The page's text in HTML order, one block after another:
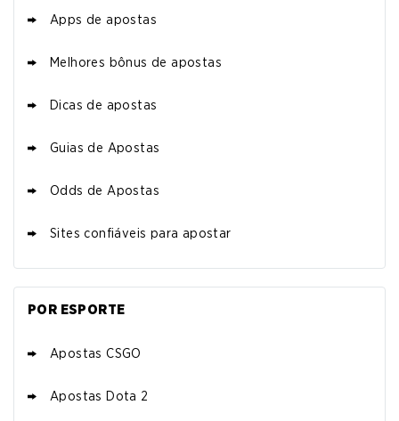
IR PARA COMPARAÇÃO DE BÔNUS DE
Apps de apostas
Melhores bônus de apostas
Dicas de apostas
Guias de Apostas
Odds de Apostas
Sites confiáveis para apostar
POR ESPORTE
Apostas CSGO
Apostas Dota 2